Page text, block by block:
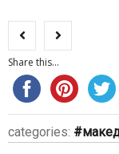
Share this...
categories: